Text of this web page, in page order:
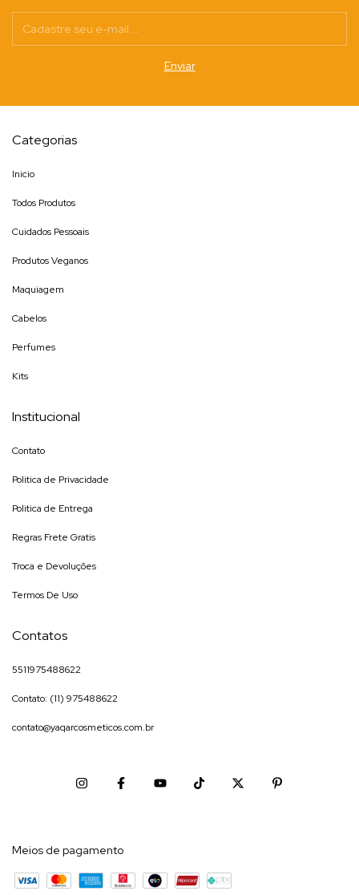
Categorias
Inicio
Todos Produtos
Cuidados Pessoais
Produtos Veganos
Maquiagem
Cabelos
Perfumes
Kits
Institucional
Contato
Politica de Privacidade
Politica de Entrega
Regras Frete Gratis
Troca e Devoluções
Termos De Uso
Contatos
5511975488622
Contato: (11) 975488622
contato@yaqarcosmeticos.com.br
Meios de pagamento